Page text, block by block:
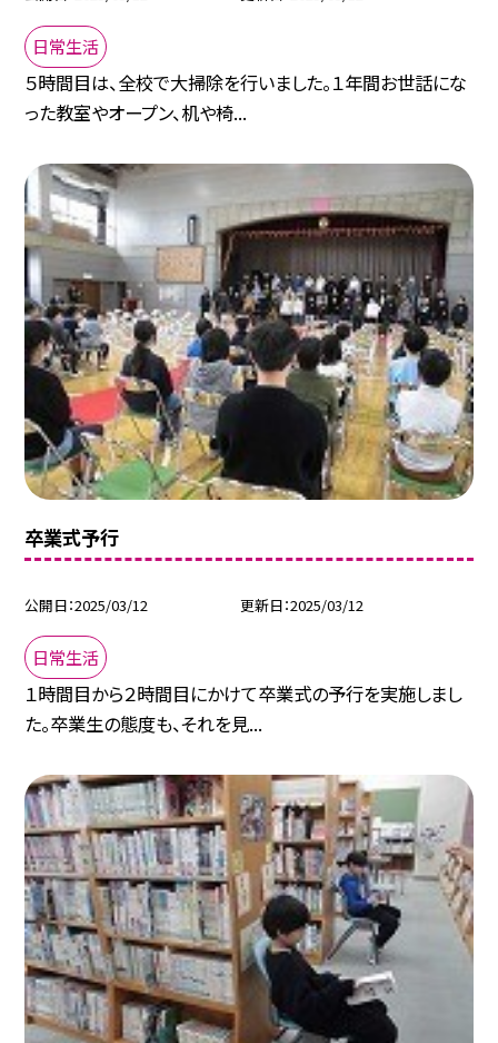
日常生活
５時間目は、全校で大掃除を行いました。１年間お世話にな
った教室やオープン、机や椅...
卒業式予行
公開日 2025/03/12 更新日 2025/03/12
日常生活
１時間目から２時間目にかけて卒業式の予行を実施しまし
た。卒業生の態度も、それを見...